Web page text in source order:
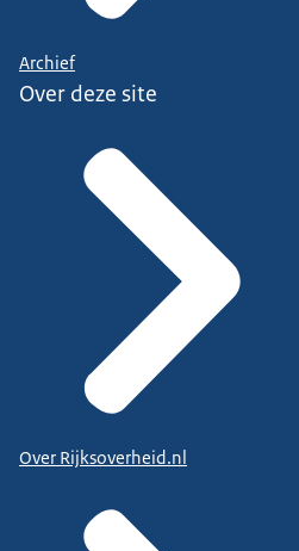
Archief
Over deze site
Over Rijksoverheid.nl